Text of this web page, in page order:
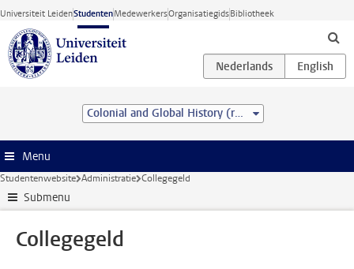
Ga direct naar de inhoud
Universiteit LeidenStudentenMedewerkersOrganisatiegidsBibliotheek
Colonial and Global History (research) (MA)
Menu
Studentenwebsite Administratie Collegegeld
Submenu
Collegegeld